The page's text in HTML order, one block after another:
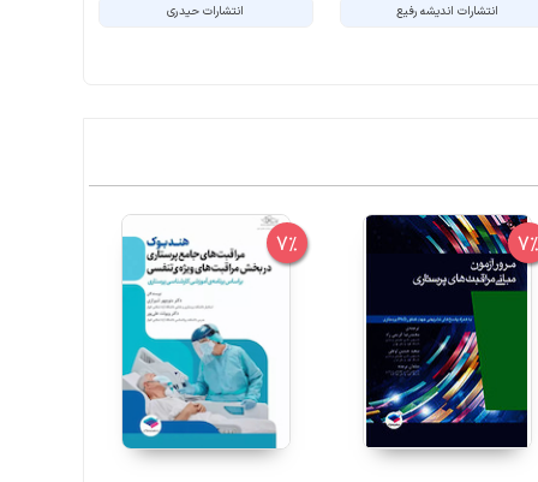
انتشارات اندیشه رفیع
انتشارات حیدری
7%
7%